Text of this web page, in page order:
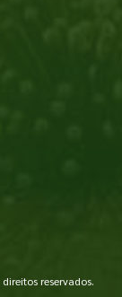
reservados.